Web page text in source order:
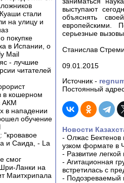
стали
на улицу и
покупке
в Испании, о
Mail
- лучшие
читателей
в кошерном
АКМ
в нападении
обучение
"кровавое
и Саида, - La
смог
Ланки на
Маитхрипала
выступают
объяснять
европейскими.
серьезные
Станислав
09.01.2015
Источник -
Постоянный
Новости
- Олжас Бектенов
узком формате в
- Развитие
- Агитационная
встретилась с
- Подозреваемый